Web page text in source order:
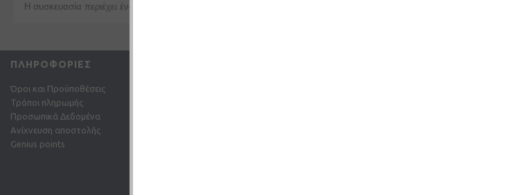
Η συσκευασία περιέχει ένα ζευγάρι αντιστάσεις
ΠΛΗΡΟΦΟΡΊΕΣ
Όροι και Προϋποθέσεις
Τρόποι πληρωμής
Προσωπικά Δεδομένα
Ανίχνευση αποστολής
Genius points